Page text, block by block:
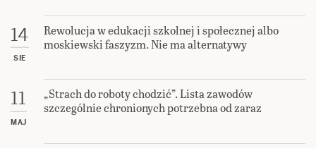
14
SIE
Rewolucja w edukacji szkolnej i społecznej albo
moskiewski faszyzm. Nie ma alternatywy
11
MAJ
„Strach do roboty chodzić”. Lista zawodów
szczególnie chronionych potrzebna od zaraz